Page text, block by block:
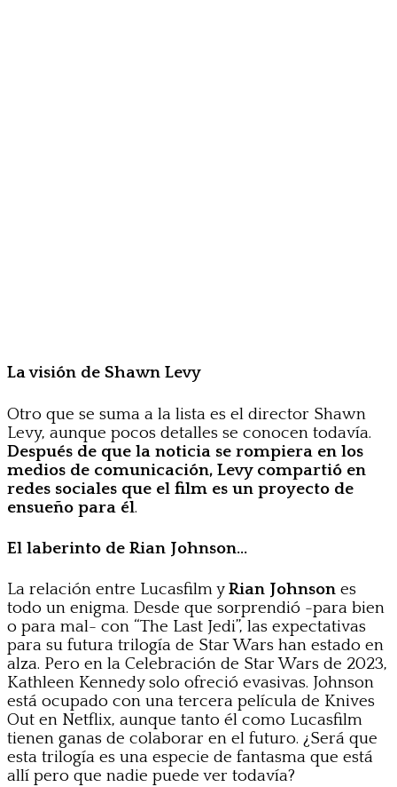
La visión de Shawn Levy
Otro que se suma a la lista es el director Shawn
Levy, aunque pocos detalles se conocen todavía.
Después de que la noticia se rompiera en los
medios de comunicación, Levy compartió en
redes sociales que el film es un proyecto de
ensueño para él.
El laberinto de Rian Johnson…
La relación entre Lucasfilm yRian Johnson es
todo un enigma. Desde que sorprendió -para bien
o para mal- con “The Last Jedi”, las expectativas
para su futura trilogía de Star Wars han estado en
alza. Pero en la Celebración de Star Wars de 2023,
Kathleen Kennedy solo ofreció evasivas. Johnson
está ocupado con una tercera película de Knives
Out en Netflix, aunque tanto él como Lucasfilm
tienen ganas de colaborar en el futuro. ¿Será que
esta trilogía es una especie de fantasma que está
allí pero que nadie puede ver todavía?